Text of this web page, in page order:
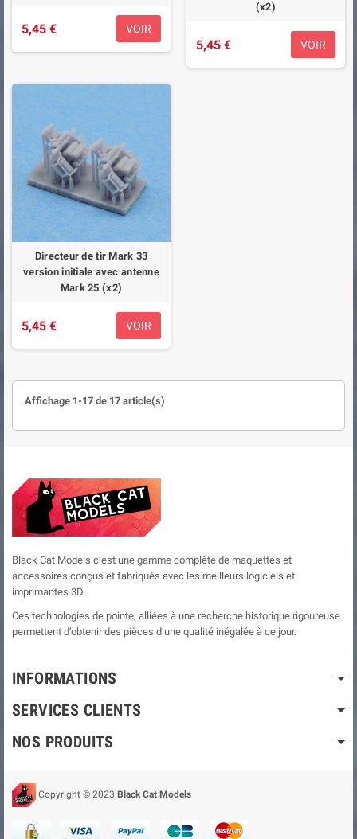
5,45 € VOIR
(x2)
5,45 € VOIR
Directeur de tir Mark 33
version initiale avec antenne
Mark 25 (x2)
5,45 € VOIR
Affichage 1-17 de 17 article(s)
Black Cat Models c’est une gamme complète de maquettes et
accessoires conçus et fabriqués avec les meilleurs logiciels et
imprimantes 3D.
Ces technologies de pointe, alliées à une recherche historique rigoureuse
permettent d’obtenir des pièces d’une qualité inégalée à ce jour.
INFORMATIONS
SERVICES CLIENTS
NOS PRODUITS
Copyright © 2023 Black Cat Models